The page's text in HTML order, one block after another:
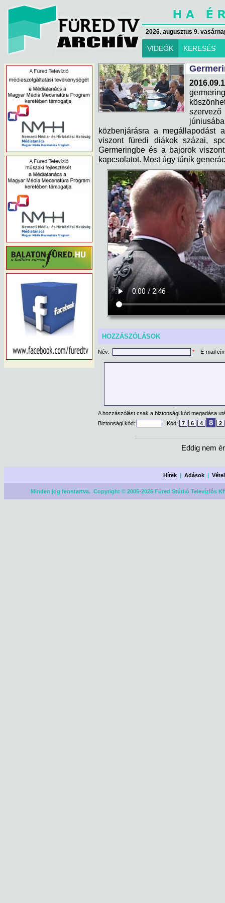
2026. augusztus 9.
VIDEÓK KERESÉS
közbenjárásra a megállapodást
viszont füredi diákok százai,
Germeringbe és a bajorok
kapcsolatot. Most úgy tűnik
HOZZÁSZÓLÁSOK
Név: * E-mail
A hozzászólást csak a biztonsági kód megadása
Biztonsági kód:
Kód: 7 6 4 8 2
Eddig nem
Hírek |Adások |
Minden jog fenntartva. Copyright © 2005-2026 Füred Stúdió Televíziós